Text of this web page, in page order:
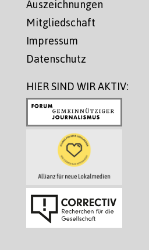
Auszeichnungen
Mitgliedschaft
Impressum
Datenschutz
HIER SIND WIR AKTIV: